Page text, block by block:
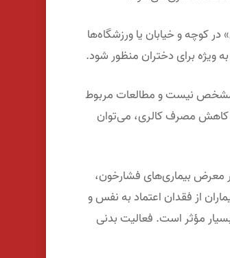
کوچه و خیابان یا ورزشگاه‌ها
ویژه برای دختران منظور شود.
مشخص نیست و مطالعات مربوط
کاهش مصرف کالری، می‌توان
معرض بیماری‌های فشارخون،
از فقدان اعتماد به نفس و
مؤثر است. فعالیت بدنی